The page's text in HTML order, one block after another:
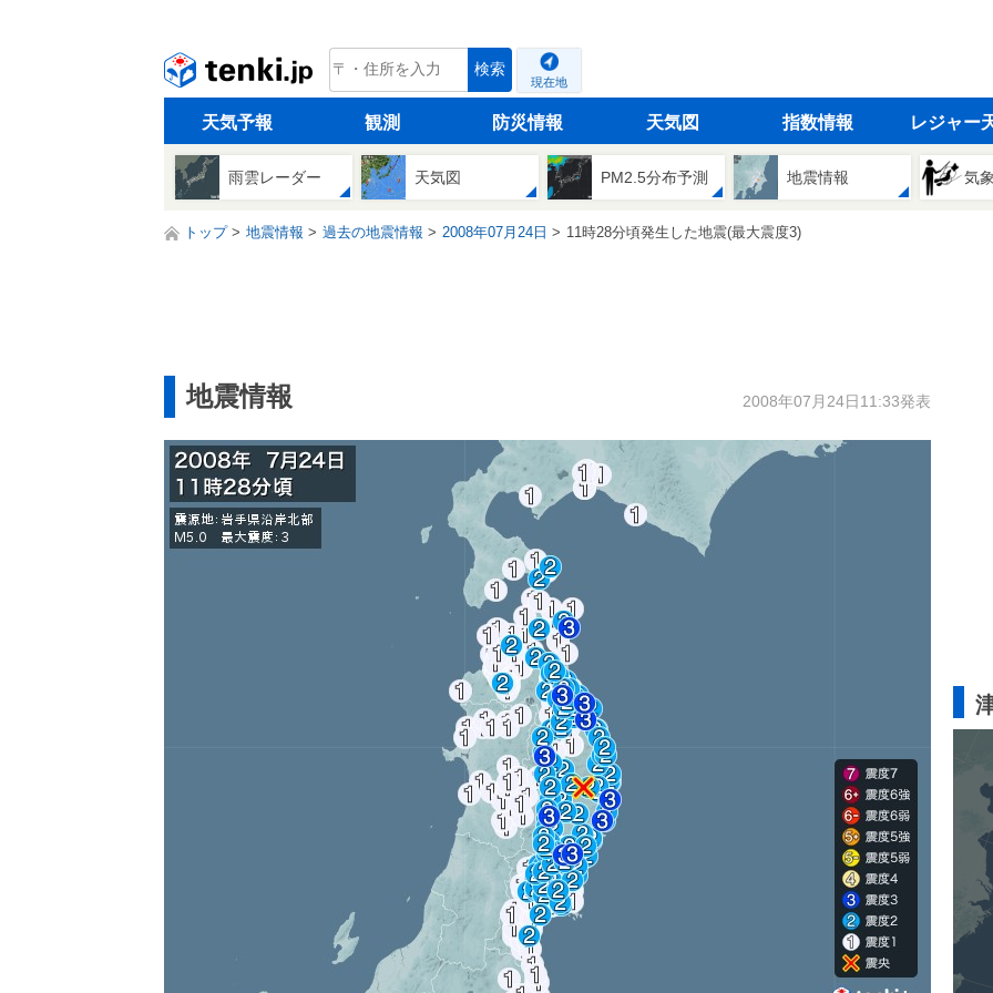
tenki.jp 検索
現在地
天気予報 観測 防災情報 天気図 指数情報 レジャー
雨雲レーダー 天気図 PM2.5分布予測 地震情報 気
トップ 地震情報 過去の地震情報 2008年07月24日 11時28分頃発生した地震(最大震度3)
地震情報 2008年07月24日11:33発表